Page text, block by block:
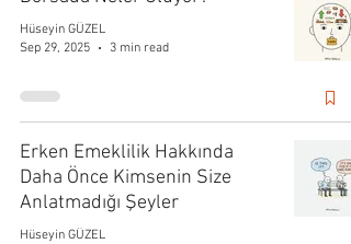
Hüseyin GÜZEL
Sep 29, 2025
3 min read
Erken Emeklilik Hakkında
Daha Önce Kimsenin Size
Anlatmadığı Şeyler
Hüseyin GÜZEL